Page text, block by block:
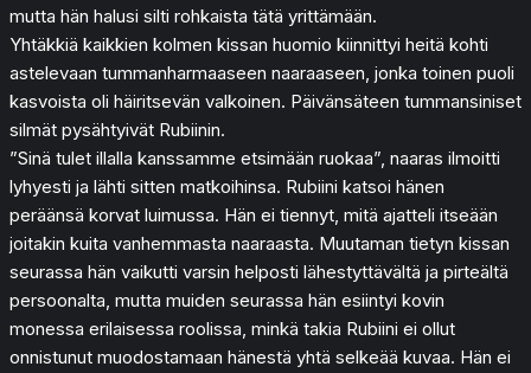
mutta hän halusi silti rohkaista tätä yrittämään.
Yhtäkkiä kaikkien kolmen kissan huomio kiinnittyi heitä kohti
astelevaan tummanharmaaseen naaraaseen, jonka toinen puoli
kasvoista oli häiritsevän valkoinen. Päivänsäteen tummansiniset
silmät pysähtyivät Rubiinin.
”Sinä tulet illalla kanssamme etsimään ruokaa”, naaras ilmoitti
lyhyesti ja lähti sitten matkoihinsa. Rubiini katsoi hänen
peräänsä korvat luimussa. Hän ei tiennyt, mitä ajatteli itseään
joitakin kuita vanhemmasta naaraasta. Muutaman tietyn kissan
seurassa hän vaikutti varsin helposti lähestyttävältä ja pirteältä
persoonalta, mutta muiden seurassa hän esiintyi kovin
monessa erilaisessa roolissa, minkä takia Rubiini ei ollut
onnistunut muodostamaan hänestä yhtä selkeää kuvaa. Hän ei